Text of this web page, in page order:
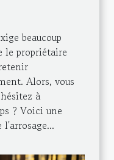
beaucoup
le propriétaire
Alors, vous
à
? Voici une